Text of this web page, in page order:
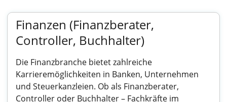
Finanzen (Finanzberater,
Controller, Buchhalter)
Die Finanzbranche bietet zahlreiche
Karrieremöglichkeiten in Banken, Unternehmen
und Steuerkanzleien. Ob als Finanzberater,
Controller oder Buchhalter – Fachkräfte im